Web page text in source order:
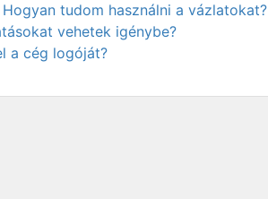
tudom használni a vázlatokat?
vehetek igénybe?
a cég logóját?